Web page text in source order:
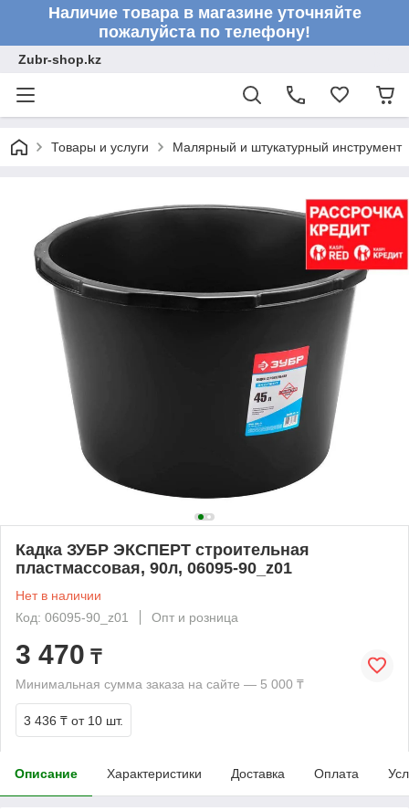
Наличие товара в магазине уточняйте
пожалуйста по телефону!
Zubr-shop.kz
Товары и услуги Малярный и штукатурный инструмент
Кадка ЗУБР ЭКСПЕРТ строительная
пластмассовая, 90л, 06095-90_z01
Нет в наличии
Код: 06095-90_z01
Опт и розница
3 470 ₸
Минимальная сумма заказа на сайте — 5 000 ₸
3 436 ₸ от 10 шт.
Описание Характеристики Доставка Оплата